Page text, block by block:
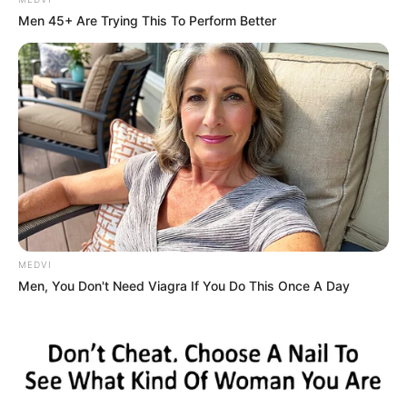
Χαλκίδας
Ακολουθήστε το evianews.com στο
Google
News
ΤΑ ΠΙΟ ΔΗΜΟΦΙΛΗ
Men 45+ Are Trying This To Perform Better
MEDVI
Men, You Don't Need Viagra If You Do This Once A Day